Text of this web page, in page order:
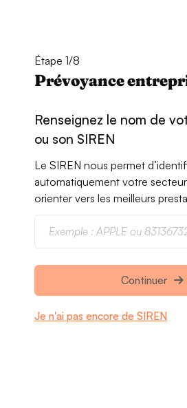
Étape 1/8
Prévoyance
Renseignez le nom de
ou son SIREN
Le SIREN nous permet
automatiquement votre
orienter vers les meilleurs
Continuer
Je n'ai pas encore de SIREN